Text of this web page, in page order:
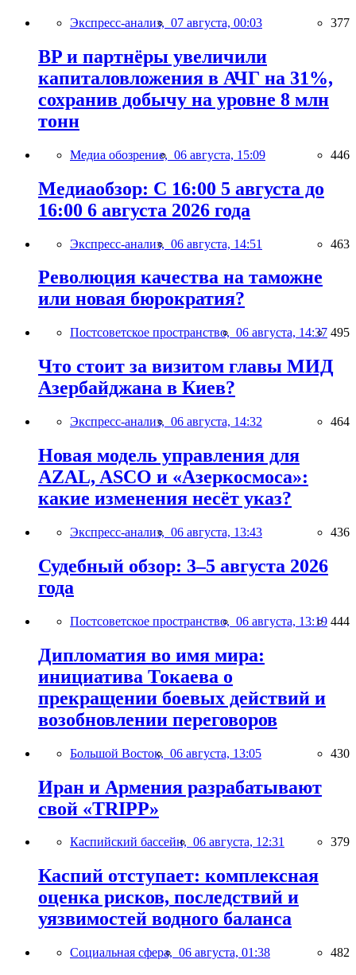
Экспресс-анализ, 07 августа, 00:03 377
BP и партнёры увеличили
капиталовложения в АЧГ на 31%,
сохранив добычу на уровне 8 млн
тонн
Медиа обозрение, 06 августа, 15:09 446
Медиаобзор: С 16:00 5 августа до
16:00 6 августа 2026 года
Экспресс-анализ, 06 августа, 14:51 463
Революция качества на таможне
или новая бюрократия?
Постсоветское пространство, 06 августа, 14:37 495
Что стоит за визитом главы МИД
Азербайджана в Киев?
Экспресс-анализ, 06 августа, 14:32 464
Новая модель управления для
AZAL, ASCO и «Азеркосмоса»:
какие изменения несёт указ?
Экспресс-анализ, 06 августа, 13:43 436
Судебный обзор: 3–5 августа 2026
года
Постсоветское пространство, 06 августа, 13:19 444
Дипломатия во имя мира:
инициатива Токаева о
прекращении боевых действий и
возобновлении переговоров
Большой Восток, 06 августа, 13:05 430
Иран и Армения разрабатывают
свой «TRIPP»
Каспийский бассейн, 06 августа, 12:31 379
Каспий отступает: комплексная
оценка рисков, последствий и
уязвимостей водного баланса
Социальная сфера, 06 августа, 01:38 482